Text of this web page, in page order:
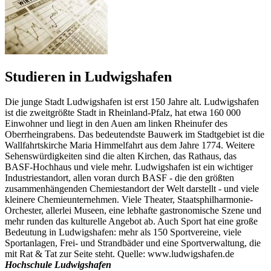
Studieren in Ludwigshafen
Die junge Stadt Ludwigshafen ist erst 150 Jahre alt. Ludwigshafen
ist die zweitgrößte Stadt in Rheinland-Pfalz, hat etwa 160 000
Einwohner und liegt in den Auen am linken Rheinufer des
Oberrheingrabens. Das bedeutendste Bauwerk im Stadtgebiet ist die
Wallfahrtskirche Maria Himmelfahrt aus dem Jahre 1774. Weitere
Sehenswürdigkeiten sind die alten Kirchen, das Rathaus, das
BASF-Hochhaus und viele mehr. Ludwigshafen ist ein wichtiger
Industriestandort, allen voran durch BASF - die den größten
zusammenhängenden Chemiestandort der Welt darstellt - und viele
kleinere Chemieunternehmen. Viele Theater, Staatsphilharmonie-
Orchester, allerlei Museen, eine lebhafte gastronomische Szene und
mehr runden das kulturelle Angebot ab. Auch Sport hat eine große
Bedeutung in Ludwigshafen: mehr als 150 Sportvereine, viele
Sportanlagen, Frei- und Strandbäder und eine Sportverwaltung, die
mit Rat & Tat zur Seite steht. Quelle: www.ludwigshafen.de
Hochschule Ludwigshafen